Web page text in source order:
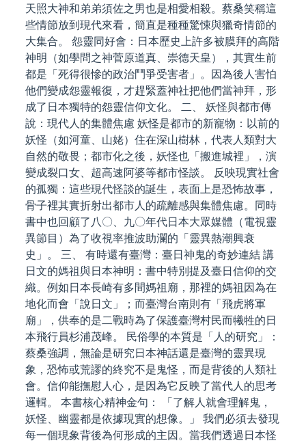
天照大神和弟弟須佐之男也是相愛相殺。蔡桑笑稱這
些情節放到現代來看，簡直是種種驚悚與獵奇情節的
大集合。 怨靈同好會：日本歷史上許多被膜拜的高階
神明（如學問之神菅原道真、崇德天皇），其實生前
都是「死得很慘的政治鬥爭受害者」。因為後人害怕
他們變成怨靈報復，才趕緊蓋神社把他們當神拜，形
成了日本獨特的怨靈信仰文化。 二、 妖怪與都市傳
說：現代人的集體焦慮 妖怪是都市的新寵物：以前的
妖怪（如河童、山姥）住在深山樹林，代表人類對大
自然的敬畏；都市化之後，妖怪也「搬進城裡」，演
變成裂口女、超高速阿婆等都市怪談。 反映現實社會
的孤獨：這些現代怪談的誕生，表面上是恐怖故事，
骨子裡其實折射出都市人的疏離感與集體焦慮。同時
書中也回顧了八〇、九〇年代日本大眾媒體（電視靈
異節目）為了收視率推波助瀾的「靈異熱潮興衰
史」。 三、 有時還有臺灣：臺日神鬼的奇妙連結 講
日文的媽祖與日本神明：書中特別提及臺日信仰的交
織。例如日本長崎有多間媽祖廟，那裡的媽祖因為在
地化而會「說日文」；而臺灣台南則有「飛虎將軍
廟」，供奉的是二戰時為了保護臺灣村民而犧牲的日
本飛行員杉浦茂峰。 民俗學的本質是「人的研究」：
蔡桑強調，無論是研究日本神話還是臺灣的靈異現
象，恐怖或荒謬的終究不是鬼怪，而是背後的人類社
會。信仰能撫慰人心，是因為它反映了當代人的思考
邏輯。 本書核心精神金句： 「了解人就會理解鬼，
妖怪、幽靈都是依據現實的想像。」 我們必須去發現
每一個現象背後為何形成的主因。當我們透過日本怪